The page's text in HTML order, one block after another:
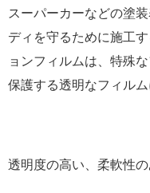
スーパーカーなどの塗
ディを守るために施工
ョンフィルムは、特殊
保護する透明なフィルム
透明度の高い、柔軟性